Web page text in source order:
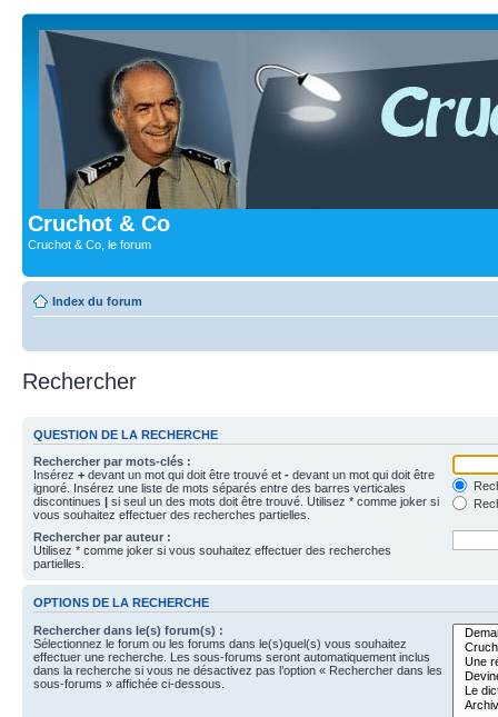
Cruchot & Co
Cruchot & Co, le forum
Index du forum
Rechercher
QUESTION DE LA RECHERCHE
Rechercher par mots-clés :
Insérez + devant un mot qui doit être trouvé et - devant un mot qui doit être
ignoré. Insérez une liste de mots séparés entre des barres verticales
discontinues | si seul un des mots doit être trouvé. Utilisez * comme joker si
vous souhaitez effectuer des recherches partielles.
Rechercher par auteur :
Utilisez * comme joker si vous souhaitez effectuer des recherches
partielles.
OPTIONS DE LA RECHERCHE
Rechercher dans le(s) forum(s) :
Sélectionnez le forum ou les forums dans le(s)quel(s) vous souhaitez
effectuer une recherche. Les sous-forums seront automatiquement inclus
dans la recherche si vous ne désactivez pas l’option « Rechercher dans les
sous-forums » affichée ci-dessous.